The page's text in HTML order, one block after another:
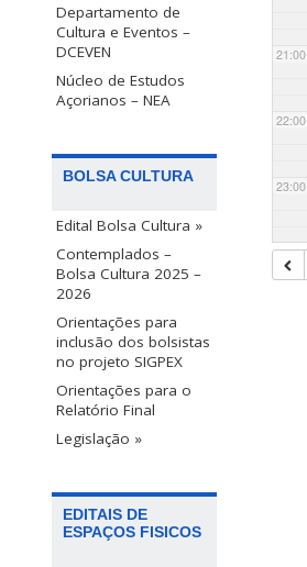
Departamento de
Cultura e Eventos –
DCEVEN
Núcleo de Estudos
Açorianos – NEA
BOLSA CULTURA
Edital Bolsa Cultura »
Contemplados –
Bolsa Cultura 2025 –
2026
Orientações para
inclusão dos bolsistas
no projeto SIGPEX
Orientações para o
Relatório Final
Legislação »
EDITAIS DE
ESPAÇOS FISICOS
21:00
22:00
23:00